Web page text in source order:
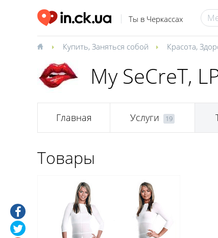
Ты в Черкассах
Купить, Заняться собой Красота,
My SeCreT,
Главная Услуги 19
Товары